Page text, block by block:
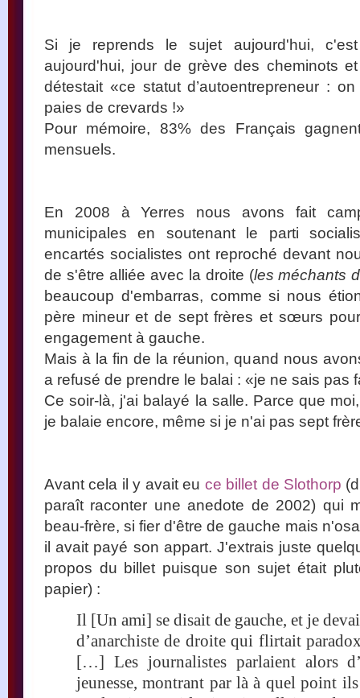
Si je reprends le sujet aujourd'hui,
aujourd'hui, jour de grève des cheminots
détestait «ce statut d’autoentrepreneur :
paies de crevards !»
Pour mémoire, 83% des Français
mensuels.
En 2008 à Yerres nous avons fait
municipales en soutenant le parti
encartés socialistes ont reproché devant
de s'être alliée avec la droite (les méchants
beaucoup d'embarras, comme si nous
père mineur et de sept frères et sœurs
engagement à gauche.
Mais à la fin de la réunion, quand nous
a refusé de prendre le balai : «je ne sais pas
Ce soir-là, j'ai balayé la salle. Parce que
je balaie encore, même si je n'ai pas sept
Avant cela il y avait eu ce billet de Slothorp
paraît raconter une anedote de 2002) qui
beau-frère, si fier d'être de gauche mais
il avait payé son appart. J'extrais juste
propos du billet puisque son sujet était
papier) :
Il [Un ami] se disait de gauche, et je
d’anarchiste de droite qui flirtait
[…] Les journalistes parlaient alors
jeunesse, montrant par là à quel point